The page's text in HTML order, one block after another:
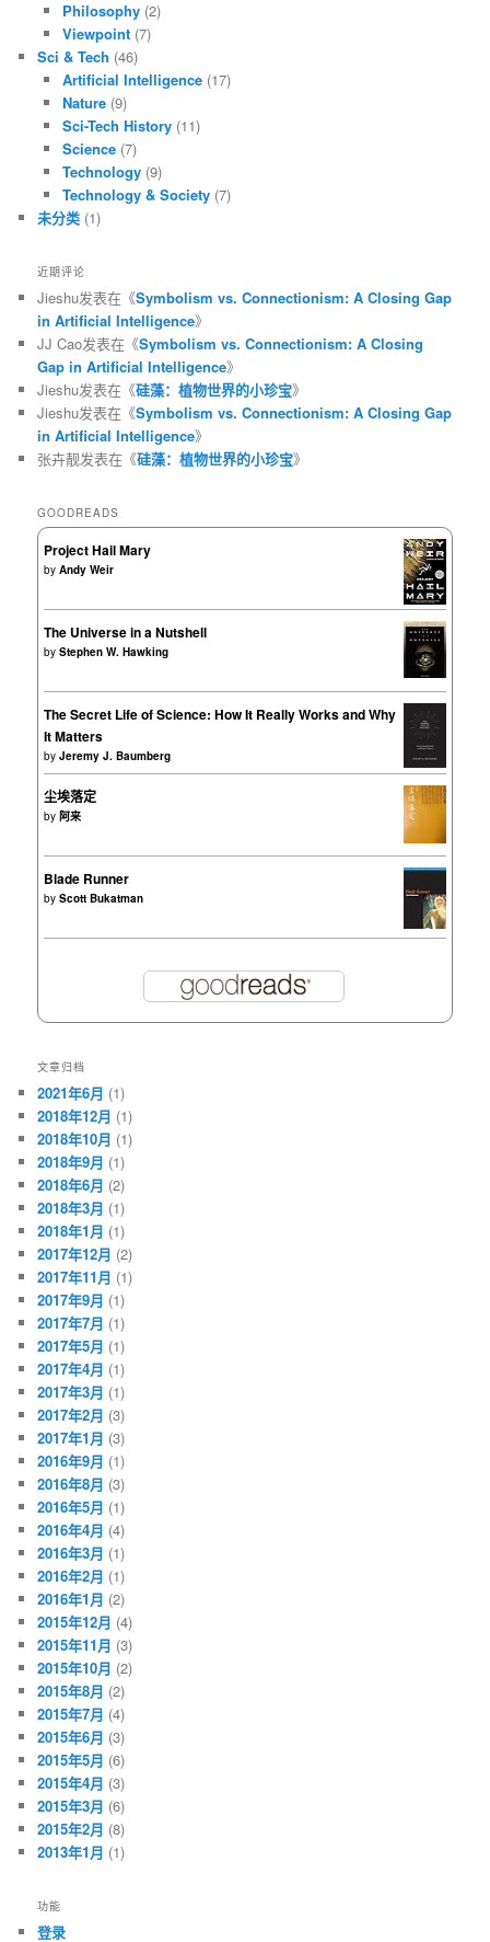
Philosophy(2)
Viewpoint(7)
Sci & Tech (46)
Artificial Intelligence(17)
Nature(9)
Sci-Tech History(11)
Science(7)
Technology(9)
Technology & Society(7)
未分类 (1)
近期评论
Jieshu发表在《Symbolism vs. Connectionism: A Closing Gap
in Artificial Intelligence》
JJ Cao发表在《Symbolism vs. Connectionism: A Closing
Gap in Artificial Intelligence》
Jieshu发表在《硅藻：植物世界的小珍宝》
Jieshu发表在《Symbolism vs. Connectionism: A Closing Gap
in Artificial Intelligence》
张卉靓发表在《硅藻：植物世界的小珍宝》
GOODREADS
Project Hail Mary
byAndy Weir
The Universe in a Nutshell
byStephen W. Hawking
The Secret Life of Science: How It Really Works and Why
It Matters
byJeremy J. Baumberg
尘埃落定
by 阿来
Blade Runner
byScott Bukatman
文章归档
2021年6月 (1)
2018年12月 (1)
2018年10月 (1)
2018年9月 (1)
2018年6月 (2)
2018年3月 (1)
2018年1月 (1)
2017年12月 (2)
2017年11月 (1)
2017年9月 (1)
2017年7月 (1)
2017年5月 (1)
2017年4月 (1)
2017年3月 (1)
2017年2月 (3)
2017年1月 (3)
2016年9月 (1)
2016年8月 (3)
2016年5月 (1)
2016年4月 (4)
2016年3月 (1)
2016年2月 (1)
2016年1月 (2)
2015年12月 (4)
2015年11月 (3)
2015年10月 (2)
2015年8月 (2)
2015年7月 (4)
2015年6月 (3)
2015年5月 (6)
2015年4月 (3)
2015年3月 (6)
2015年2月 (8)
2013年1月 (1)
功能
登录